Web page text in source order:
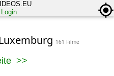
Login
161 Filme
>>